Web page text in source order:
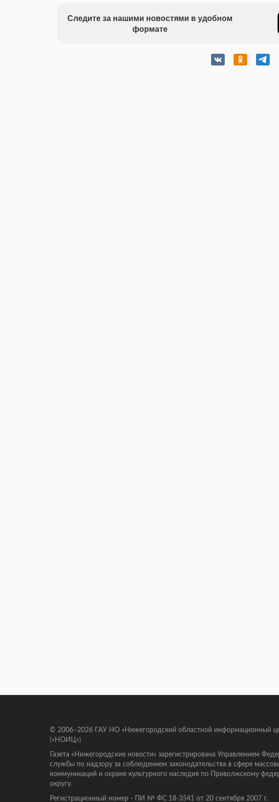
Следите за нашими новостями в удобном
формате
© 2006–2026 ГАУ НО «Нижегородский областной информационный
(«НОИЦ»)
Газета «Нижегородские новости» зарегистрирована Управлением
службы по надзору за соблюдением законодательства в сфере
коммуникаций и охране культурного наследия по Приволжскому
округу.
Регистрационный номер - ПИ № ФС 18-3541 от 20 сентября 2007 г.